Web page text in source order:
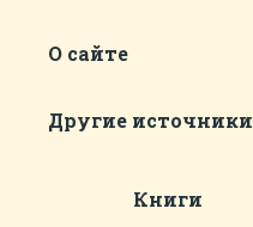
О сайте
Другие источники
Книги